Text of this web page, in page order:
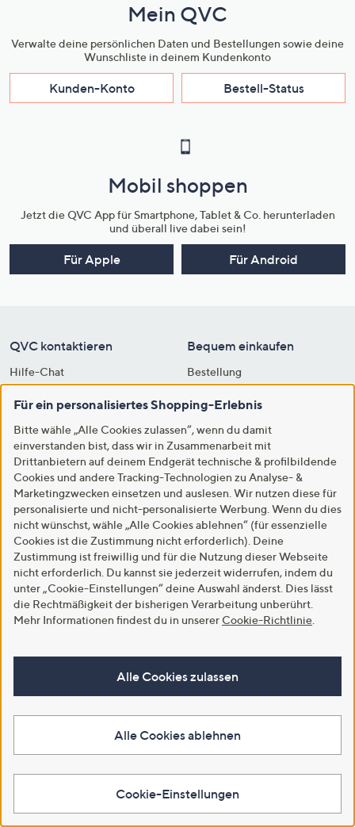
Mein QVC
Verwalte deine persönlichen Daten und Bestellungen sowie deine
Wunschliste in deinem Kundenkonto
Kunden-Konto Bestell-Status
Mobil shoppen
Jetzt die QVC App für Smartphone, Tablet & Co. herunterladen
und überall live dabei sein!
Für Apple Für Android
QVC kontaktieren
Hilfe-Chat
Kontakt
0800 2944 444
(gebührenfrei)
QLive
Presse
Lieferanten
Produktrückruf
Bequem einkaufen
Bestellung
Vertrag widerrufen
Größenberatung
Versandkosten & Lieferung
Bezahlung
Rücksendung & Entsorgung
Sicherheit & Datenschutz
FAQs - Häufige Fragen
Hilfe & Service
Beschwerde/ Streitschlichtung
Partnerprogramm
Unternehmen
Nachhaltigkeit
Barrierefreiheitserklärung
Sorgfaltspflichten
Für ein personalisiertes Shopping-Erlebnis
Bitte wähle „Alle Cookies zulassen“, wenn du damit
einverstanden bist, dass wir in Zusammenarbeit mit
Drittanbietern auf deinem Endgerät technische & profilbildende
Cookies und andere Tracking-Technologien zu Analyse- &
Marketingzwecken einsetzen und auslesen. Wir nutzen diese für
personalisierte und nicht-personalisierte Werbung. Wenn du dies
nicht wünschst, wähle „Alle Cookies ablehnen“ (für essenzielle
Cookies ist die Zustimmung nicht erforderlich). Deine
Zustimmung ist freiwillig und für die Nutzung dieser Webseite
nicht erforderlich. Du kannst sie jederzeit widerrufen, indem du
unter „Cookie-Einstellungen“ deine Auswahl änderst. Dies lässt
die Rechtmäßigkeit der bisherigen Verarbeitung unberührt.
Mehr Informationen findest du in unserer Cookie-Richtlinie
Alle Cookies zulassen
Alle Cookies ablehnen
Cookie-Einstellungen